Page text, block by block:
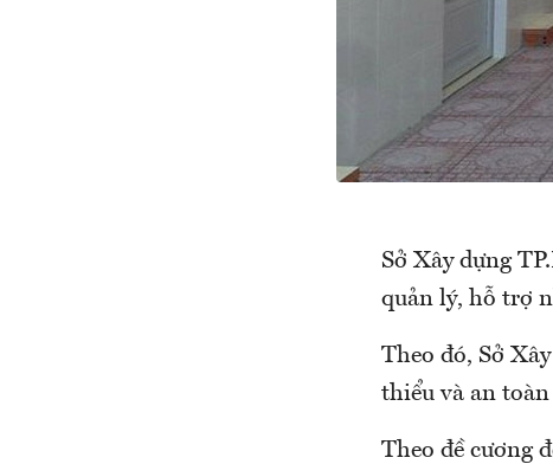
Sở Xây dựng
quản lý, hỗ trợ
Theo đó, Sở
thiểu và an toàn
Theo đề cương